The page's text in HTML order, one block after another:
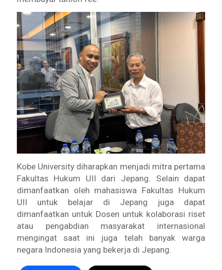
Kobe University diharapkan menjadi mitra pertama
Fakultas Hukum UII dari Jepang. Selain dapat
dimanfaatkan oleh mahasiswa Fakultas Hukum
UII untuk belajar di Jepang juga dapat
dimanfaatkan untuk Dosen untuk kolaborasi riset
atau pengabdian masyarakat internasional
mengingat saat ini juga telah banyak warga
negara Indonesia yang bekerja di Jepang.